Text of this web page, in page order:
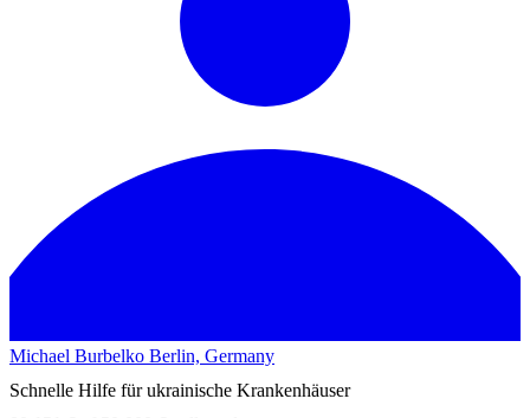
Michael Burbelko Berlin, Germany
Schnelle Hilfe für ukrainische Krankenhäuser